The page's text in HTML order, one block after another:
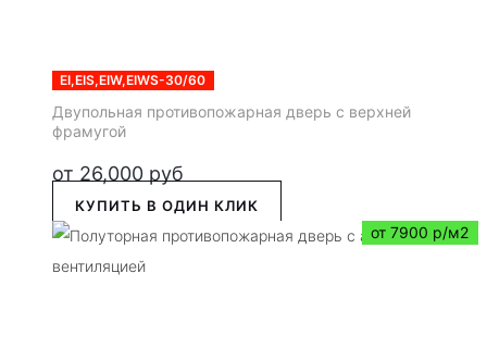
EI,EIS,EIW,EIWS-30/60
Двупольная противопожарная дверь с верхней
фрамугой
от 26,000 руб
КУПИТЬ В ОДИН КЛИК
от 7900 р/м2